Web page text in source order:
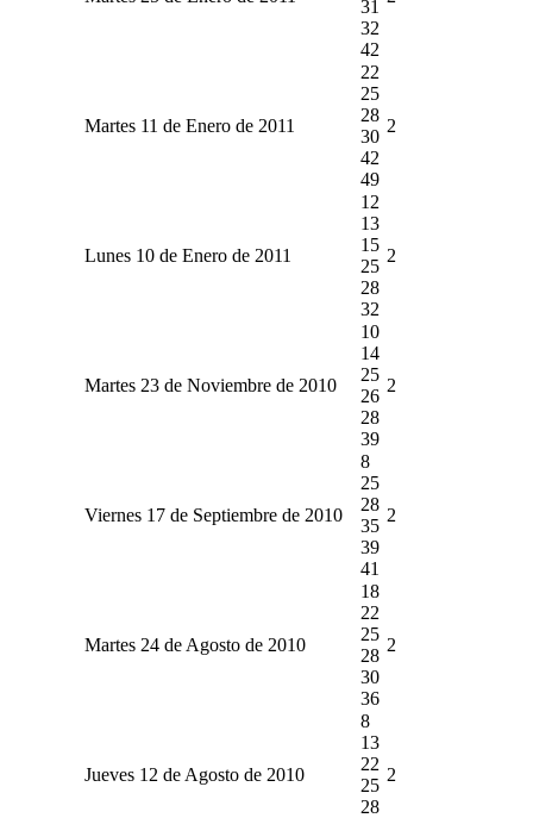
31
32
42
Martes 11 de Enero de 2011
22
25
28
30
42
49
2
Lunes 10 de Enero de 2011
12
13
15
25
28
32
2
Martes 23 de Noviembre de 2010
10
14
25
26
28
39
2
Viernes 17 de Septiembre de 2010
8
25
28
35
39
41
2
Martes 24 de Agosto de 2010
18
22
25
28
30
36
2
Jueves 12 de Agosto de 2010
8
13
22
25
28
2